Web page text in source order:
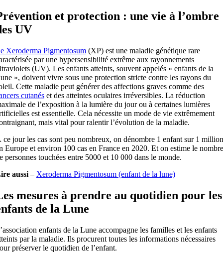
et protection : une vie à l’ombre
UV
Xeroderma Pigmentosum(XP) est une maladie génétique rare
par une hypersensibilité extrême aux rayonnements
(UV). Les enfants atteints, souvent appelés « enfants de la
», doivent vivre sous une protection stricte contre les rayons du
Cette maladie peut générer des affections graves comme des
cutanéset des atteintes oculaires irréversibles. La réduction
de l’exposition à la lumière du jour ou à certaines lumières
est essentielle. Cela nécessite un mode de vie extrêmement
mais vital pour ralentir l’évolution de la maladie.
ce jour les cas sont peu nombreux, on dénombre 1 enfant sur 1 million
Europe et environ 100 cas en France en 2020. Et on estime le nombre
personnes touchées entre 5000 et 10 000 dans le monde.
aussi– Xeroderma Pigmentosum (enfant de la lune)
mesures à prendre au quotidien pour les
de la Lune
enfants de la Lune accompagne les familles et les enfants
par la maladie. Ils procurent toutes les informations nécessaires
préserver le quotidien de l’enfant.